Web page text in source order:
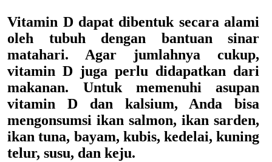
Vitamin D dapat dibentuk secara alami
oleh tubuh dengan bantuan sinar
matahari. Agar jumlahnya cukup,
vitamin D juga perlu didapatkan dari
makanan. Untuk memenuhi asupan
vitamin D dan kalsium, Anda bisa
mengonsumsi ikan salmon, ikan sarden,
ikan tuna, bayam, kubis, kedelai, kuning
telur, susu, dan keju.